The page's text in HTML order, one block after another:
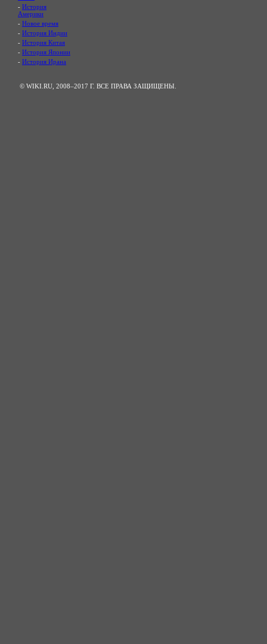
- История
Америки
- Новое время
- История Индии
- История Китая
- История Японии
- История Ирана
© WIKI.RU, 2008–2017 Г. ВСЕ ПРАВА ЗАЩИЩЕНЫ.